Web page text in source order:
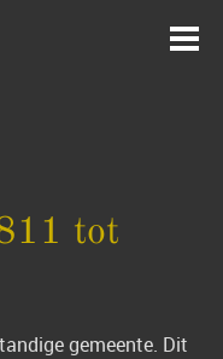
tot
gemeente. Dit